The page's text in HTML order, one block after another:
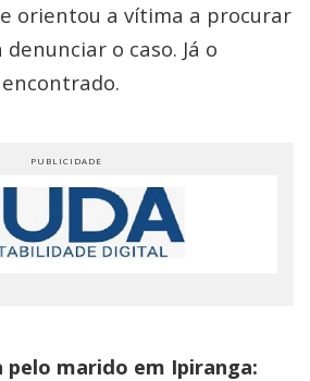
orientou a vítima a procurar
o caso. Já o
pelo marido em Ipiranga: